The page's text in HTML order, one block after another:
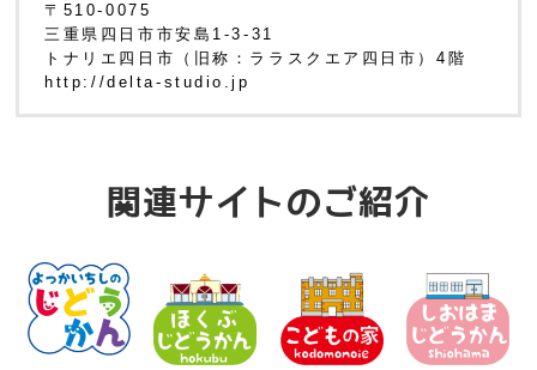
〒510-0075
三重県四日市市安島1-3-31
トナリエ四日市（旧称：ララスクエア四日市）4階
http://delta-studio.jp
関連サイトのご紹介